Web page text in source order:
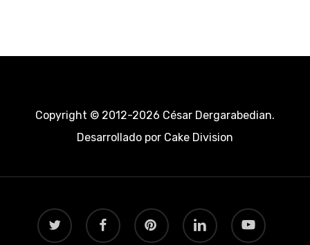
Copyright © 2012-2026 César Dergarabedian.
Desarrollado porCake Division
twitter facebook pinterest linkedin youtube